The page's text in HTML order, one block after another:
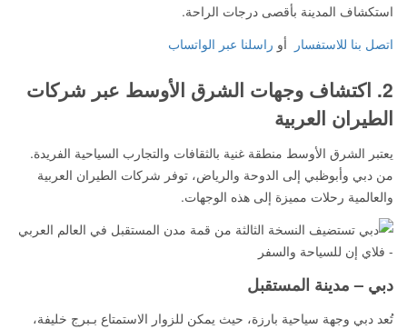
استكشاف المدينة بأقصى درجات الراحة.
اتصل بنا للاستفسار
أو راسلنا عبر الواتساب
2. اكتشاف وجهات الشرق الأوسط عبر شركات
الطيران العربية
يعتبر الشرق الأوسط منطقة غنية بالثقافات والتجارب السياحية الفريدة.
من دبي وأبوظبي إلى الدوحة والرياض، توفر شركات الطيران العربية
والعالمية رحلات مميزة إلى هذه الوجهات.
دبي – مدينة المستقبل
تُعد دبي وجهة سياحية بارزة، حيث يمكن للزوار الاستمتاع بـبرج خليفة،